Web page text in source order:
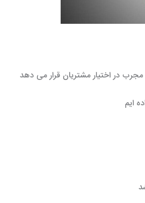
مجرب در اختیار مشتریان قرار می دهد
ایم